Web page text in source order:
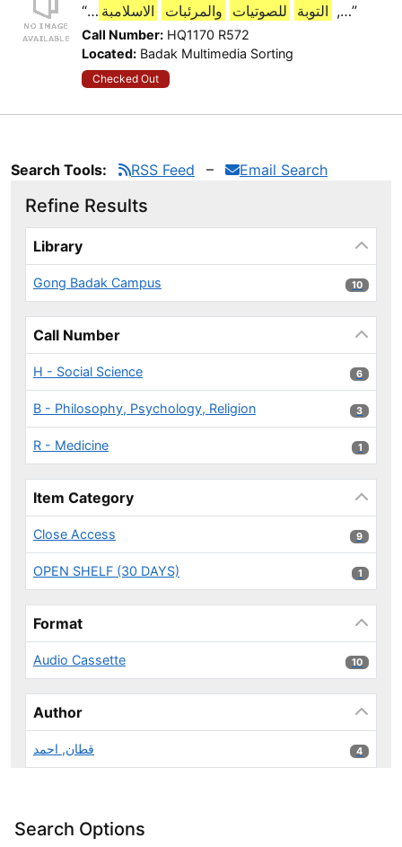
“…
التوبة للصوتيات والمرئبات الاسلامبة ,…”
Call Number: HQ1170 R572
Located: Badak Multimedia Sorting
Checked Out
Search Tools: RSS Feed Email Search
Refine Results
Library
Gong Badak Campus 10 results
10
Call Number
H - Social Science 6 results
6
B - Philosophy, Psychology, Religion 3 results
3
R - Medicine 1 results
1
Item Category
Close Access 9 results
9
OPEN SHELF (30 DAYS) 1 results
1
Format
Audio Cassette 10 results
10
Author
قطان, احمد 4 results
4
Search Options